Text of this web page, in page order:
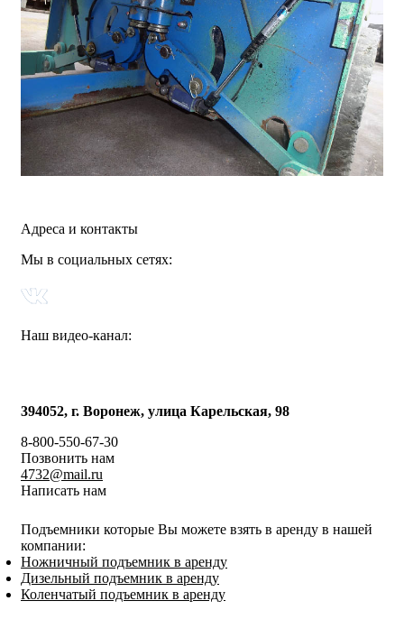
Адреса и контакты
Мы в социальных сетях:
Наш видео-канал:
394052, г. Воронеж, улица Карельская, 98
8-800-550-67-30
Позвонить нам
4732@mail.ru
Написать нам
Подъемники которые Вы можете взять в аренду в нашей
компании:
Ножничный подъемник в аренду
Дизельный подъемник в аренду
Коленчатый подъемник в аренду